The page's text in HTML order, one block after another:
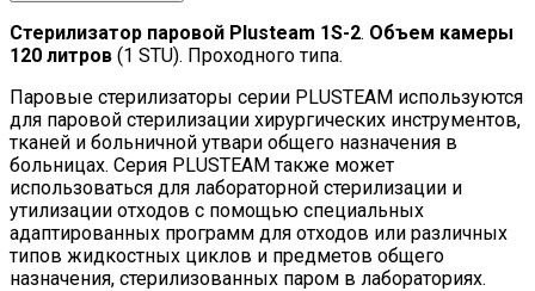
Стерилизатор паровой Plusteam 1S-2. Объем камеры
120 литров (1 STU). Проходного типа.
Паровые стерилизаторы серии PLUSTEAM используются
для паровой стерилизации хирургических инструментов,
тканей и больничной утвари общего назначения в
больницах. Серия PLUSTEAM также может
использоваться для лабораторной стерилизации и
утилизации отходов с помощью специальных
адаптированных программ для отходов или различных
типов жидкостных циклов и предметов общего
назначения, стерилизованных паром в лабораториях.